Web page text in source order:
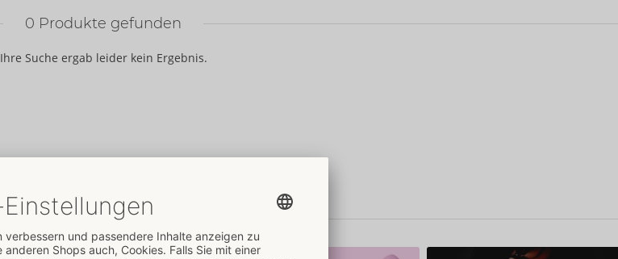
0 Produkte gefunden
Ihre Suche ergab leider kein Ergebnis.
ORIONMarken